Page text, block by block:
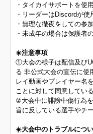
・タイカイサ
・リーダーはDiscordが使
・無理な徹夜をして
・未成年の場合は保護者
☀️注意事項
①大会の様子は配信及び
る 非公式大会の宣伝に使
レイ動画やプレイヤー名
ことに対して同意してい
②大会中に誹謗中傷行為
旨に反している選手やチ
☀️大会中のトラブルにつ